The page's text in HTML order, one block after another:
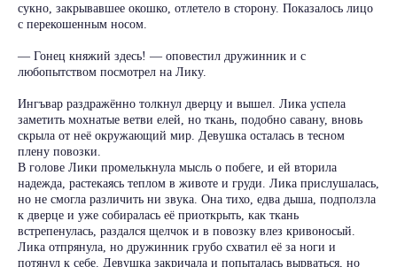
сукно, закрывавшее окошко, отлетело в сторону. Показалось лицо
с перекошенным носом.
— Гонец княжий здесь! — оповестил дружинник и с
любопытством посмотрел на Лику.
Ингъвар раздражённо толкнул дверцу и вышел. Лика успела
заметить мохнатые ветви елей, но ткань, подобно савану, вновь
скрыла от неё окружающий мир. Девушка осталась в тесном
плену повозки.
В голове Лики промелькнула мысль о побеге, и ей вторила
надежда, растекаясь теплом в животе и груди. Лика прислушалась,
но не смогла различить ни звука. Она тихо, едва дыша, подползла
к дверце и уже собиралась её приоткрыть, как ткань
встрепенулась, раздался щелчок и в повозку влез кривоносый.
Лика отпрянула, но дружинник грубо схватил её за ноги и
потянул к себе. Девушка закричала и попыталась вырваться, но